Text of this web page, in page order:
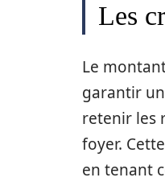
Les
Le
garantir
retenir les
foyer.
en tenant